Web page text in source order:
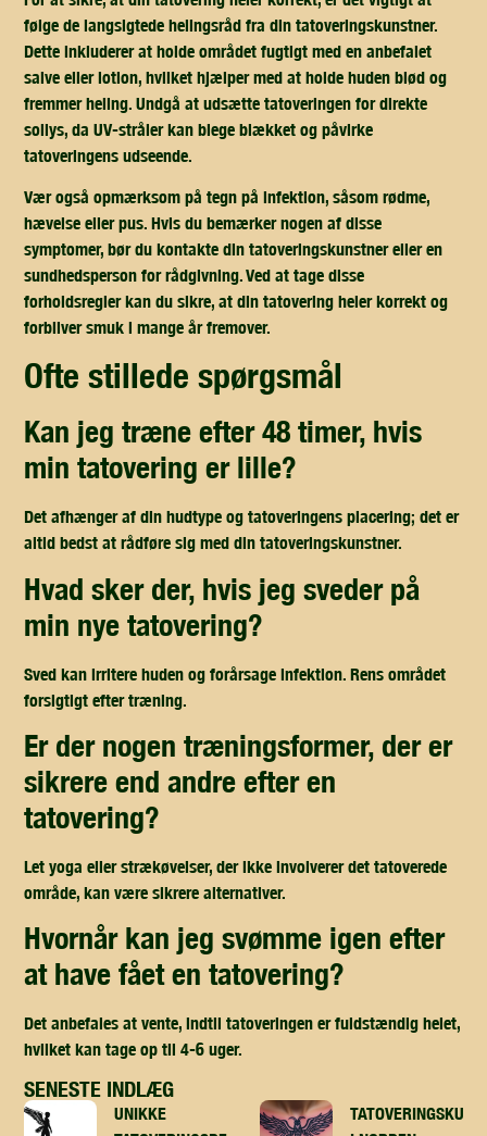
følge de langsigtede helingsråd fra din tatoveringskunstner.
Dette inkluderer at holde området fugtigt med en anbefalet
salve eller lotion, hvilket hjælper med at holde huden blød og
fremmer heling. Undgå at udsætte tatoveringen for direkte
sollys, da UV-stråler kan blege blækket og påvirke
tatoveringens udseende.
Vær også opmærksom på tegn på infektion, såsom rødme,
hævelse eller pus. Hvis du bemærker nogen af disse
symptomer, bør du kontakte din tatoveringskunstner eller en
sundhedsperson for rådgivning. Ved at tage disse
forholdsregler kan du sikre, at din tatovering heler korrekt og
forbliver smuk i mange år fremover.
ofte stillede spørgsmål
kan jeg træne efter 48 timer, hvis
min tatovering er lille?
Det afhænger af din hudtype og tatoveringens placering; det er
altid bedst at rådføre sig med din tatoveringskunstner.
hvad sker der, hvis jeg sveder på
min nye tatovering?
Sved kan irritere huden og forårsage infektion. Rens området
forsigtigt efter træning.
er der nogen træningsformer, der er
sikrere end andre efter en
tatovering?
Let yoga eller strækøvelser, der ikke involverer det tatoverede
område, kan være sikrere alternativer.
hvornår kan jeg svømme igen efter
at have fået en tatovering?
Det anbefales at vente, indtil tatoveringen er fuldstændig helet,
hvilket kan tage op til 4-6 uger.
SENESTE INDLÆG
UNIKKE
TATOVERINGSKUNST